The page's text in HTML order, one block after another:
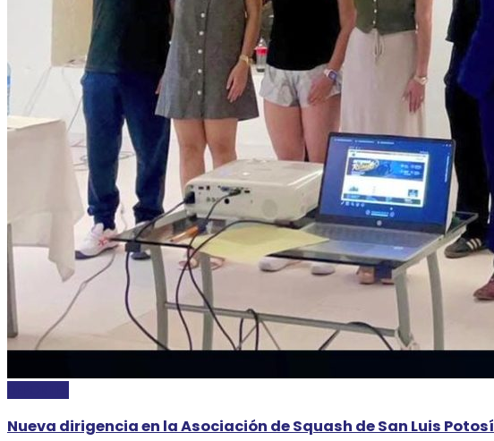
Nueva dirigencia en la Asociación de Squash de San Luis Potosí